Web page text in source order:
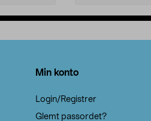
Min konto
Login/Registrer
Glemt passordet?